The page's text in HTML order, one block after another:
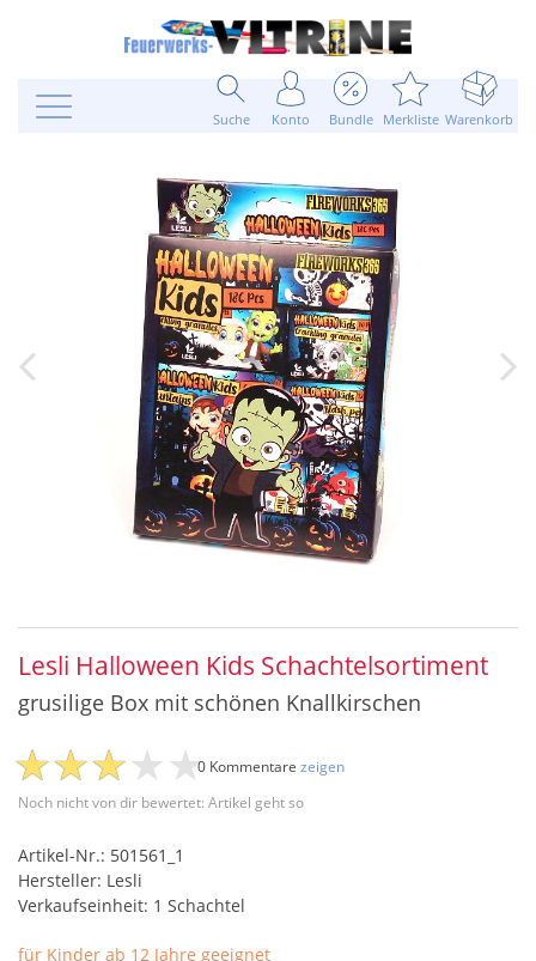
Suche Konto Bundle Merkliste Warenkorb
Lesli Halloween Kids Schachtelsortiment
grusilige Box mit schönen Knallkirschen
Noch nicht von dir bewertet: Artikel geht so
0 Kommentare zeigen
Artikel-Nr.: 501561_1
Hersteller: Lesli
Verkaufseinheit: 1 Schachtel
für Kinder ab 12 Jahre geeignet